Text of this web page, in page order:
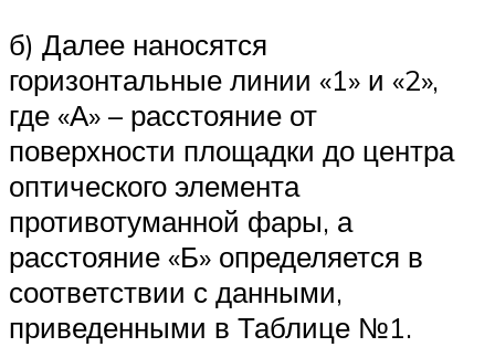
б) Далее наносятся
горизонтальные линии «1» и «2»,
где «А» – расстояние от
поверхности площадки до центра
оптического элемента
противотуманной фары, а
расстояние «Б» определяется в
соответствии с данными,
приведенными в Таблице №1.